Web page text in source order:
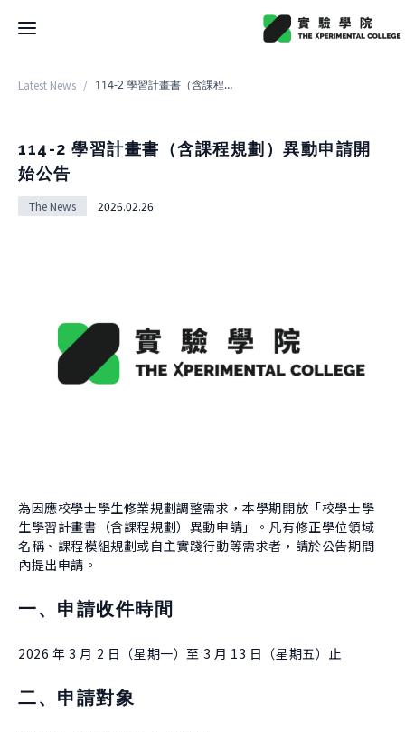
Latest News
College
About College
History
Space
Application
Documents
About Course
Timetable
Experiment
Donate
Center for Creativity and Innovation Studies
CANJUNE
Shiuhli Foundation
Latest News / 114-2 學習計畫書（含課程規劃）異動申請開始公告
114-2 學習計畫書（含課程規劃）異動申請開
始公告
The News 2026.02.26
為因應校學士學生修業規劃調整需求，本學期開放「校學士學
生學習計畫書（含課程規劃）異動申請」。凡有修正學位領域
名稱、課程模組規劃或自主實踐行動等需求者，請於公告期間
內提出申請。
一、申請收件時間
2026 年 3 月 2 日（星期一）至 3 月 13 日（星期五）止
二、申請對象